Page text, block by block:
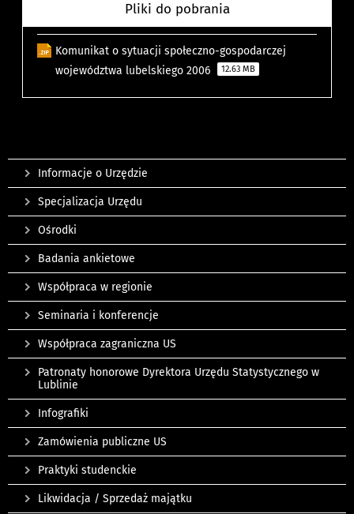
Pliki do pobrania
Komunikat o sytuacji społeczno-gospodarczej
województwa lubelskiego 2006
12.63 MB
Informacje o Urzędzie
Specjalizacja Urzędu
Ośrodki
Badania ankietowe
Współpraca w regionie
Seminaria i konferencje
Współpraca zagraniczna US
Patronaty honorowe Dyrektora Urzędu Statystycznego w
Lublinie
Infografiki
Zamówienia publiczne US
Praktyki studenckie
Likwidacja / Sprzedaż majątku